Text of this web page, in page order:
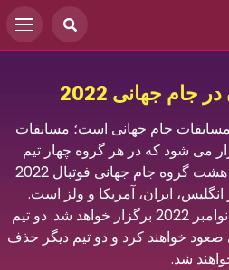
جام جهانی 2022
2020 میزبان مسابقات جام جهانی است؛ مسابقات
گروه برگزار می شود که در هر گروه چهار تیم
حضور دارند؛ گروه B یکی از هشت گروه جام جهانی فوتبال 2022
ایران، آمریکا و ولز است.
مسابقات گروه B از 21 تا 29 نوامبر 2022 برگزار خواهد شد. دو تیم
صعود خواهند کرد و دو تیم دیگر حذف
شد.